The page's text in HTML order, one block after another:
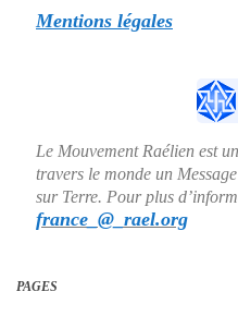
Mentions légales
Le Mouvement Raélien est
travers le monde un
sur Terre. Pour plus
france_@_rael.org
PAGES